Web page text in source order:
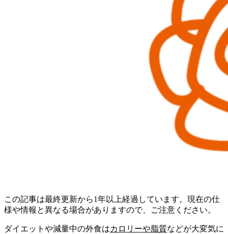
この記事は最終更新から1年以上経過しています。現在の仕
様や情報と異なる場合がありますので、ご注意ください。
ダイエットや減量中の外食はカロリーや脂質などが大変気に